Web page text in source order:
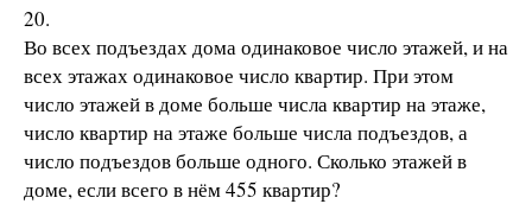
20.
Во всех подъездах дома одинаковое число этажей, и на
всех этажах одинаковое число квартир. При этом
число этажей в доме больше числа квартир на этаже,
число квартир на этаже больше числа подъездов, а
число подъездов больше одного. Сколько этажей в
доме, если всего в нём 455 квартир?